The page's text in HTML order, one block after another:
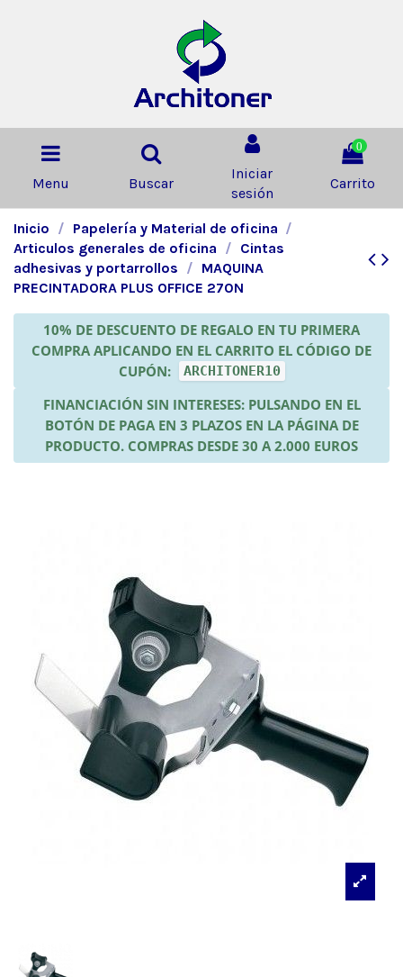
Menu Buscar
Iniciar
sesión
0
Carrito
Inicio
Papelería y Material de oficina
Articulos generales de oficina
Cintas
adhesivas y portarrollos
MAQUINA
PRECINTADORA PLUS OFFICE 270N
10% DE DESCUENTO DE REGALO EN TU PRIMERA
COMPRA APLICANDO EN EL CARRITO EL CÓDIGO DE
CUPÓN:
ARCHITONER10
FINANCIACIÓN SIN INTERESES: PULSANDO EN EL
BOTÓN DE PAGA EN 3 PLAZOS EN LA PÁGINA DE
PRODUCTO. COMPRAS DESDE 30 A 2.000 EUROS